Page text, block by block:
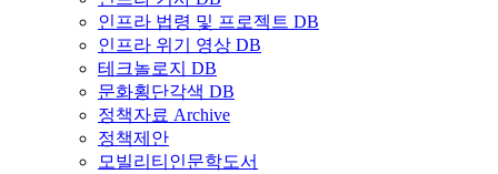
인프라 법령 및 프로젝트 DB
인프라 위기 영상 DB
테크놀로지 DB
문화횡단각색 DB
정책자료 Archive
정책제안
모빌리티인문학도서